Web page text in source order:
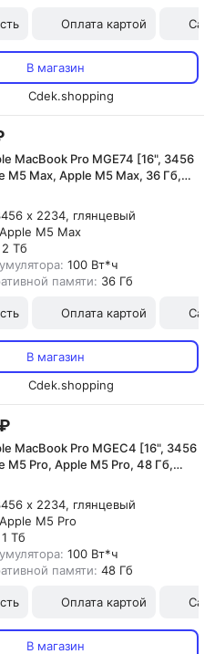
Оплата картой
В магазин
Cdek.shopping
MacBook Pro MGE74 [16", 3456
M5 Max, Apple M5 Max, 36 Гб,
OS]
x 2234, глянцевый
Apple M5 Max
2 Тб
100 Вт*ч
памяти: 36 Гб
Оплата картой
В магазин
Cdek.shopping
MacBook Pro MGEC4 [16", 3456
M5 Pro, Apple M5 Pro, 48 Гб,
OS]
x 2234, глянцевый
Apple M5 Pro
1 Тб
100 Вт*ч
памяти: 48 Гб
Оплата картой
В магазин